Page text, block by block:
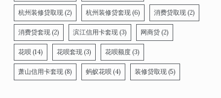
杭州装修贷取现(2) 杭州装修贷套现(6) 消费贷取现(2)
消费贷套现(2) 滨江信用卡套现(3) 网商贷(2)
花呗(14) 花呗套现(3) 花呗额度(3)
萧山信用卡套现(8) 蚂蚁花呗(4) 装修贷取现(5)